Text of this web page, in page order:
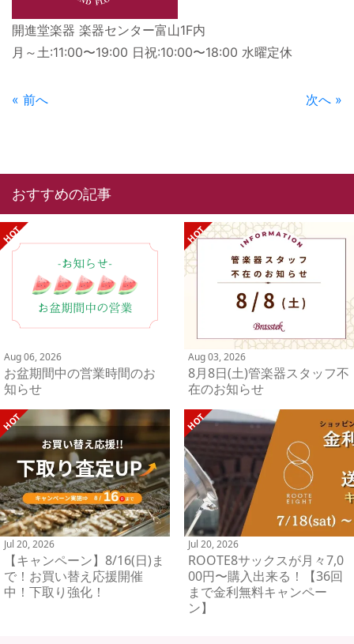
開進堂楽器 楽器センター富山1F内
月～土:11:00〜19:00 日祝:10:00〜18:00 水曜定休
« 前へ 次へ »
おすすめの記事
Aug 06, 2026
お盆期間中の営業時間のお
知らせ
Aug 03, 2026
8月8日(土)管楽器スタッフ不
在のお知らせ
Jul 20, 2026
【キャンペーン】8/16(日)ま
で！お買い替え応援開催
中！下取り強化！
Jul 20, 2026
ROOTE8サックスが月々7,0
00円〜購入出来る！【36回
まで金利無料キャンペー
ン】